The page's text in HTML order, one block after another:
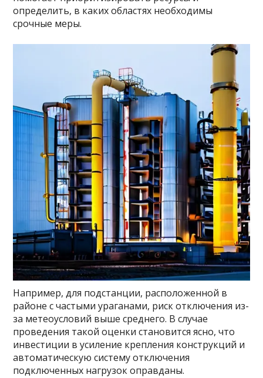
определить, в каких областях необходимы
срочные меры.
Например, для подстанции, расположенной в
районе с частыми ураганами, риск отключения из-
за метеоусловий выше среднего. В случае
проведения такой оценки становится ясно, что
инвестиции в усиление крепления конструкций и
автоматическую систему отключения
подключенных нагрузок оправданы.